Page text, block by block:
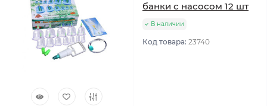
банки с насосом 12 шт
В наличии
Код товара: 23740